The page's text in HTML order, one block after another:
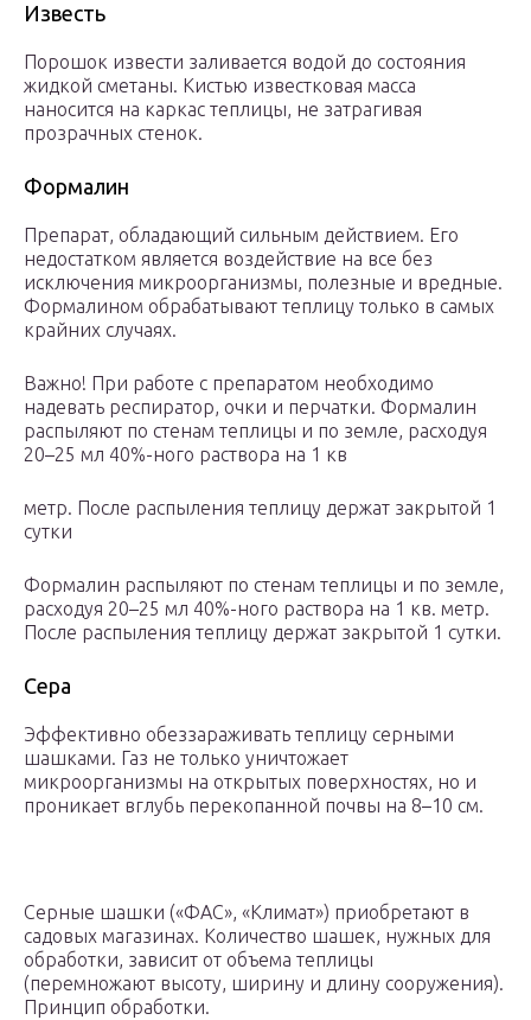
Известь
Порошок извести заливается водой до состояния
жидкой сметаны. Кистью известковая масса
наносится на каркас теплицы, не затрагивая
прозрачных стенок.
Формалин
Препарат, обладающий сильным действием. Его
недостатком является воздействие на все без
исключения микроорганизмы, полезные и вредные.
Формалином обрабатывают теплицу только в самых
крайних случаях.
Важно! При работе с препаратом необходимо
надевать респиратор, очки и перчатки. Формалин
распыляют по стенам теплицы и по земле, расходуя
20–25 мл 40%-ного раствора на 1 кв
метр. После распыления теплицу держат закрытой 1
сутки
Формалин распыляют по стенам теплицы и по земле,
расходуя 20–25 мл 40%-ного раствора на 1 кв. метр.
После распыления теплицу держат закрытой 1 сутки.
Сера
Эффективно обеззараживать теплицу серными
шашками. Газ не только уничтожает
микроорганизмы на открытых поверхностях, но и
проникает вглубь перекопанной почвы на 8–10 см.
Серные шашки («ФАС», «Климат») приобретают в
садовых магазинах. Количество шашек, нужных для
обработки, зависит от объема теплицы
(перемножают высоту, ширину и длину сооружения).
Принцип обработки.